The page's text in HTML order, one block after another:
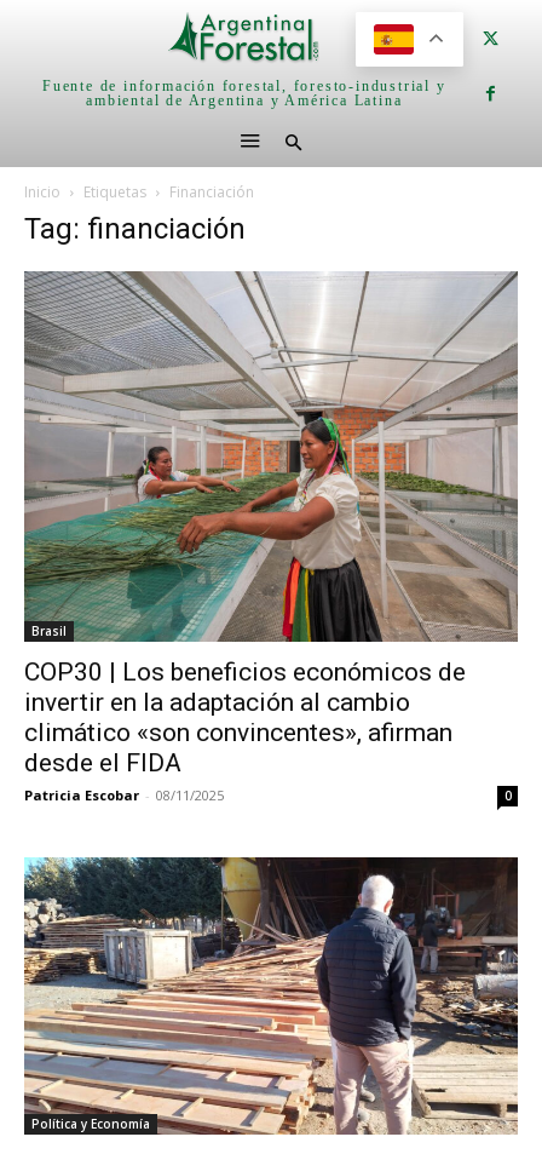
Fuente de información forestal, foresto-industrial y
ambiental de Argentina y América Latina
Inicio Etiquetas Financiación
Tag: financiación
Brasil
COP30 | Los beneficios económicos de
invertir en la adaptación al cambio
climático «son convincentes», afirman
desde el FIDA
Patricia Escobar - 08/11/2025 0
Política y Economía